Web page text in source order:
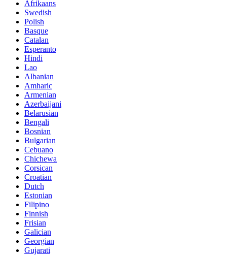
Afrikaans
Swedish
Polish
Basque
Catalan
Esperanto
Hindi
Lao
Albanian
Amharic
Armenian
Azerbaijani
Belarusian
Bengali
Bosnian
Bulgarian
Cebuano
Chichewa
Corsican
Croatian
Dutch
Estonian
Filipino
Finnish
Frisian
Galician
Georgian
Gujarati